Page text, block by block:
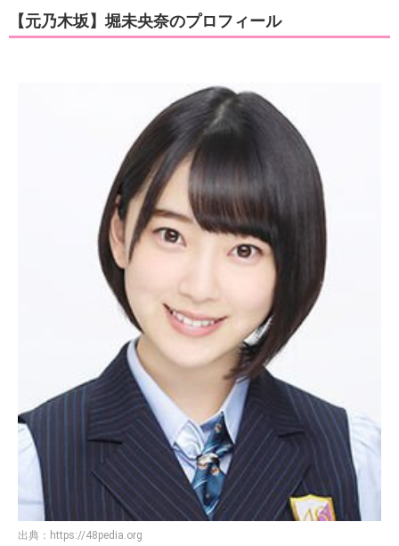
【元乃木坂】堀未央奈のプロフィール
出典： https://48pedia.org